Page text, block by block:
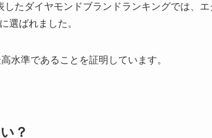
たダイヤモンドブランドランキングでは、
に選ばれました。
水準であることを証明しています。
？